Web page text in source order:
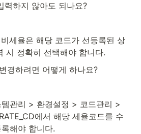
력하지 않아도 되나요?
세율은 해당 코드가 선등록된 상
시 정확히 선택해야 합니다.
경하려면 어떻게 하나요?
관리 > 환경설정 > 코드관리 >
에서 해당 세율코드를 수
해야 합니다.